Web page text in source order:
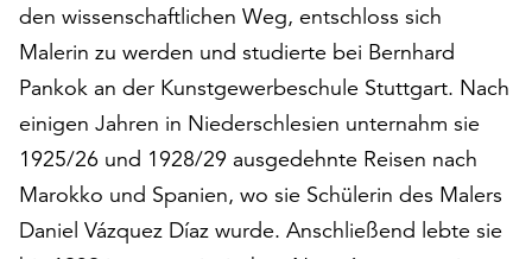
jederzeit
ändern
und
Dafür
steht
Ihnen
am
Ende
den wissenschaftlichen Weg, entschloss sich
Malerin zu werden und studierte bei Bernhard
Pankok an der Kunstgewerbeschule Stuttgart. Nach
einigen Jahren in Niederschlesien unternahm sie
1925/26 und 1928/29 ausgedehnte Reisen nach
Marokko und Spanien, wo sie Schülerin des Malers
Daniel Vázquez Díaz wurde. Anschließend lebte sie